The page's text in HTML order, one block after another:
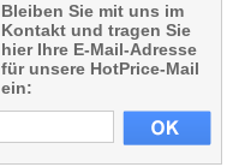
Bleiben Sie mit uns im
Kontakt und tragen Sie
hier Ihre E-Mail-Adresse
für unsere HotPrice-Mail
ein: